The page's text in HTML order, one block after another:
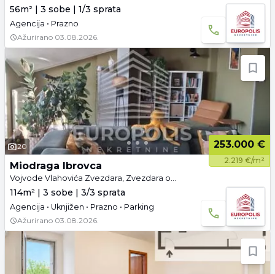
56m² | 3 sobe | 1/3 sprata
Agencija • Prazno
Ažurirano 03.08.2026.
20 253.000 €
2.219 €/m²
Miodraga Ibrovca
Vojvode Vlahovića Zvezdara, Zvezdara opština, Beograd
114m² | 3 sobe | 3/3 sprata
Agencija • Uknjižen • Prazno • Parking
Ažurirano 03.08.2026.